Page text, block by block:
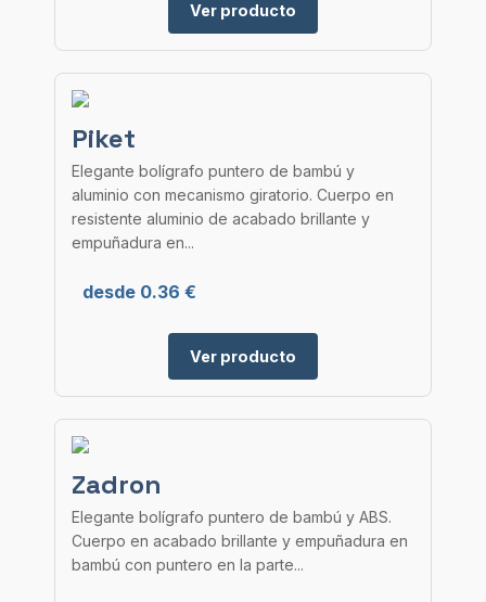
Ver producto
Piket
Elegante bolígrafo puntero de bambú y
aluminio con mecanismo giratorio. Cuerpo en
resistente aluminio de acabado brillante y
empuñadura en...
desde 0.36 €
Ver producto
Zadron
Elegante bolígrafo puntero de bambú y ABS.
Cuerpo en acabado brillante y empuñadura en
bambú con puntero en la parte...